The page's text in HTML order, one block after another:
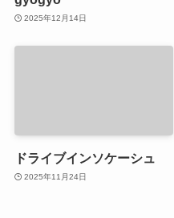
2025年12月14日
ドライブインソケーシュ
2025年11月24日